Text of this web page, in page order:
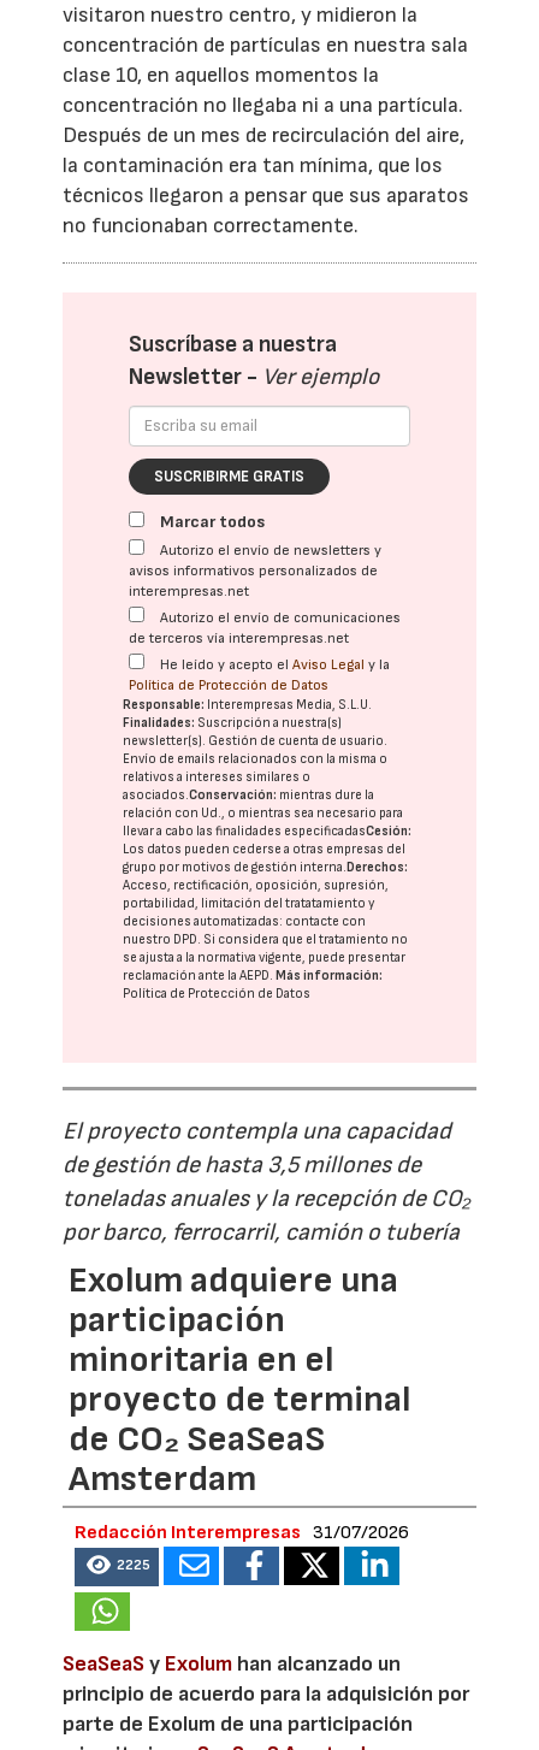
visitaron nuestro centro, y midieron la
concentración de partículas en nuestra sala
clase 10, en aquellos momentos la
concentración no llegaba ni a una partícula.
Después de un mes de recirculación del aire,
la contaminación era tan mínima, que los
técnicos llegaron a pensar que sus aparatos
no funcionaban correctamente.
Suscríbase a nuestra
Newsletter - Ver ejemplo
SUSCRIBIRME GRATIS
Marcar todos
Autorizo el envío de newsletters y
avisos informativos personalizados de
interempresas.net
Autorizo el envío de comunicaciones
de terceros vía interempresas.net
He leído y acepto elAviso Legal y la
Política de Protección de Datos
Responsable: Interempresas Media, S.L.U.
Finalidades: Suscripción a nuestra(s)
newsletter(s). Gestión de cuenta de usuario.
Envío de emails relacionados con la misma o
relativos a intereses similares o
asociados.Conservación: mientras dure la
relación con Ud., o mientras sea necesario para
llevar a cabo las finalidades especificadasCesión:
Los datos pueden cederse a otras empresas del
grupo por motivos de gestión interna.Derechos:
Acceso, rectificación, oposición, supresión,
portabilidad, limitación del tratatamiento y
decisiones automatizadas: contacte con
nuestro DPD . Si considera que el tratamiento no
se ajusta a la normativa vigente, puede presentar
reclamación ante laAEPD .Más información:
Política de Protección de Datos
El proyecto contempla una capacidad
de gestión de hasta 3,5 millones de
toneladas anuales y la recepción de CO₂
por barco, ferrocarril, camión o tubería
Exolum adquiere una
participación
minoritaria en el
proyecto de terminal
de CO₂ SeaSeaS
Amsterdam
Redacción Interempresas 31/07/2026
2225
SeaSeaSy Exolum han alcanzado un
principio de acuerdo para la adquisición por
parte de Exolum de una participación